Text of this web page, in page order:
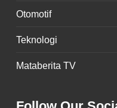
Otomotif
Teknologi
Mataberita TV